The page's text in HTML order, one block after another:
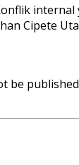
Cipete
be